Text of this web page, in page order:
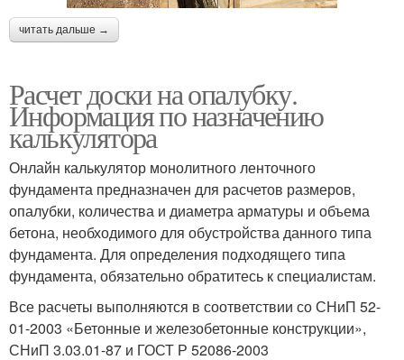
читать дальше →
Расчет доски на опалубку.
Информация по назначению
калькулятора
Онлайн калькулятор монолитного ленточного
фундамента предназначен для расчетов размеров,
опалубки, количества и диаметра арматуры и объема
бетона, необходимого для обустройства данного типа
фундамента. Для определения подходящего типа
фундамента, обязательно обратитесь к специалистам.
Все расчеты выполняются в соответствии со СНиП 52-
01-2003 «Бетонные и железобетонные конструкции»,
СНиП 3.03.01-87 и ГОСТ Р 52086-2003